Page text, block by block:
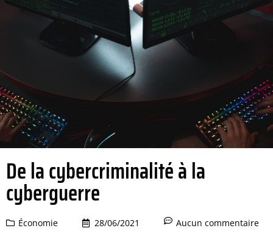
De la cybercriminalité à la
cyberguerre
Économie 28/06/2021 Aucun commentaire